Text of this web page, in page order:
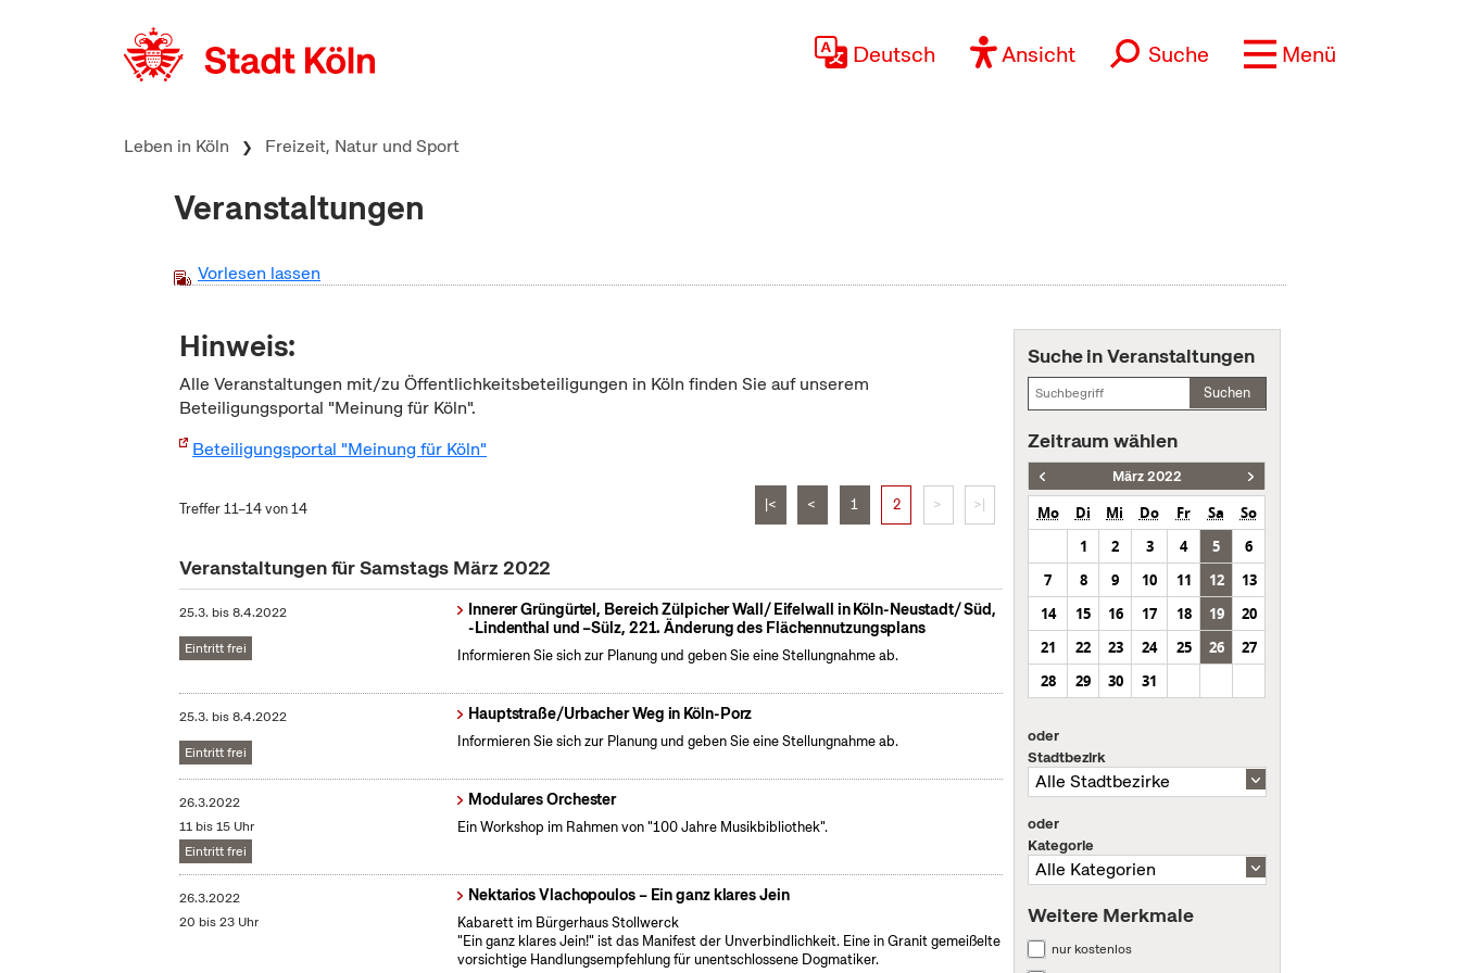
Deutsch Ansicht Suche Menü
Leben in Köln Freizeit, Natur und Sport
Veranstaltungen
Vorlesen lassen
Hinweis:
Alle Veranstaltungen mit/zu Öffentlichkeitsbeteiligungen in Köln finden Sie auf unserem
Beteiligungsportal "Meinung für Köln".
Beteiligungsportal "Meinung für Köln"
Treffer 11–14 von 14 |< < 1 2 > >|
Veranstaltungen für Samstags März 2022
25.3. bis8.4.2022
Eintritt frei
Innerer Grüngürtel, Bereich Zülpicher Wall/ Eifelwall in Köln-Neustadt/ Süd,
-Lindenthal und –Sülz, 221. Änderung des Flächennutzungsplans
Informieren Sie sich zur Planung und geben Sie eine Stellungnahme ab.
25.3. bis8.4.2022
Eintritt frei
Hauptstraße/Urbacher Weg in Köln-Porz
Informieren Sie sich zur Planung und geben Sie eine Stellungnahme ab.
26.3.2022
11 bis 15 Uhr
Eintritt frei
Modulares Orchester
Ein Workshop im Rahmen von "100 Jahre Musikbibliothek".
26.3.2022
20 bis 23 Uhr
Nektarios Vlachopoulos – Ein ganz klares Jein
Kabarett im Bürgerhaus Stollwerck
"Ein ganz klares Jein!" ist das Manifest der Unverbindlichkeit. Eine in Granit gemeißelte
vorsichtige Handlungsempfehlung für unentschlossene Dogmatiker.
Suche in Veranstaltungen
Suchen
Zeitraum wählen
März 2022
Mo Di Mi Do Fr Sa
So
1
2 3 4 5
6
7
8 9 10 11 12
13
14
15 16 17 18 19
20
21
22 23 24 25 26
27
28
29 30 31
oder
Stadtbezirk
oder
Kategorie
Weitere Merkmale
nur kostenlos